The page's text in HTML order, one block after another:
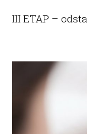
III ETAP –